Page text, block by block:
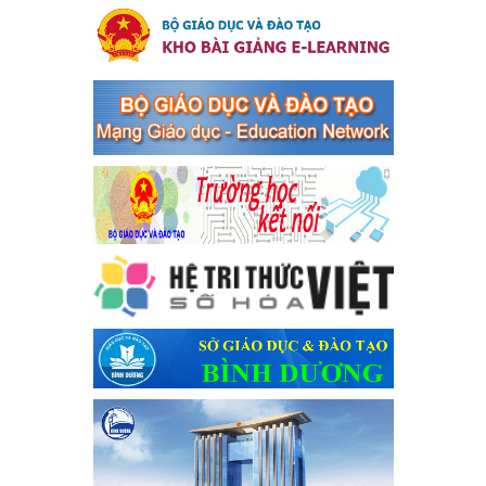
Kế hoạch thực hiện Chỉ thị số 16/CT-TTg ngày 27/05/2023
của Thủ tướng Chính phủ về tăng cường phòng ngừa, đấu
tổ chức đánh bạc và đánh bạc
Kế hoạch thực hiện Chỉ thị số 16/CT-TTg ngày 27/05/2023 của
Thủ tướng Chính phủ về tăng cường phòng ngừa, đấu tranh tội
phạm, vi phạm pháp luật liên quan đến hoạt động tổ chức đánh
bạc và đánh bạc
Ngày ban hành: 04/03/2024
Kế hoạch Tổ chức Hội trại truyền thống học sinh thị xã Bến
Cát Lần thứ VIII, năm học 2023-2024
Kế hoạch Tổ chức Hội trại truyền thống học sinh thị xã Bến Cát
Lần thứ VIII, năm học 2023-2024
Ngày ban hành: 28/12/2023
Phối hợp rà soát nhu cầu tiêm vắc xin phòng Covid 19
Phối hợp rà soát nhu cầu tiêm vắc xin phòng Covid 19
Ngày ban hành: 22/11/2023
Phát động, triển khai Cuộc thi " An toàn giao thông cho nụ